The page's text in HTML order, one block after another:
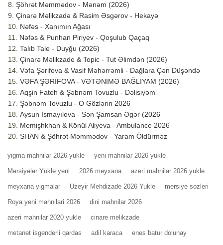
Şöhrət Məmmədov - Mənəm (2026)
Çinarə Məlikzadə & Rasim Əsgərov - Hekayə
Nəfəs - Xanımın Ağası
Nəfəs & Punhan Piriyev - Qoşulub Qaçaq
Talıb Tale - Duyğu (2026)
Çinarə Məlikzade & Topic - Tut Əlimdən (2026)
Vəfa Şərifova & Vasif Məhərrəmli - Dağlara Çən Düşəndə
VƏFA ŞƏRİFOVA - VƏTƏNİMƏ BAĞLIYAM (2026)
Aqşin Fateh & Şəbnəm Tovuzlu - Dəlisiyəm
Şəbnəm Tovuzlu - O Gözlərin 2026
Aysun İsmayılova - Sən Şamsan Əgər (2026
Memişhkhan & Könül Aliyeva - Ambulance 2026
SHAN & Şöhrət Məmmədov - Yaram Öldürməz
yigma mahnilar 2026 yukle yeni mahnilar 2026 yukle
Mərsiyələr Yüklə yeni 2026 meyxana azeri mahnilar 2026 yukle
meyxana yigmalar Uzeyir Mehdizade 2026 Yukle mersiye sozleri
Roya yeni mahnilari 2026 dini mahnilar 2026
azeri mahnilar 2020 yukle cinare melikzade
metanet isgenderli qardas adil karaca enes batur dolunay